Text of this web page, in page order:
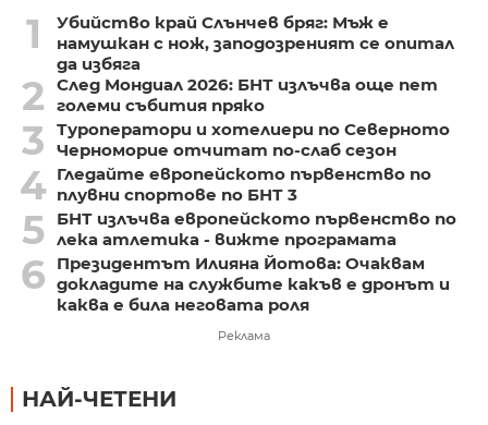
1
Убийство край Слънчев бряг: Мъж е
намушкан с нож, заподозреният се опитал
да избяга
2
След Мондиал 2026: БНТ излъчва още пет
големи събития пряко
3
Туроператори и хотелиери по Северното
Черноморие отчитат по-слаб сезон
4 Гледайте европейското първенство по
плувни спортове по БНТ 3
5
БНТ излъчва европейското първенство по
лека атлетика - вижте програмата
6
Президентът Илияна Йотова: Очаквам
докладите на службите какъв е дронът и
каква е била неговата роля
Реклама
НАЙ-ЧЕТЕНИ